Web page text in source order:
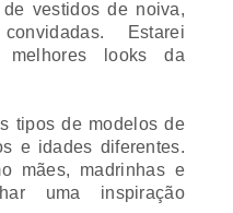
Estarei
melhores looksda
e idades diferentes.
mães, madrinhas e
uma inspiração